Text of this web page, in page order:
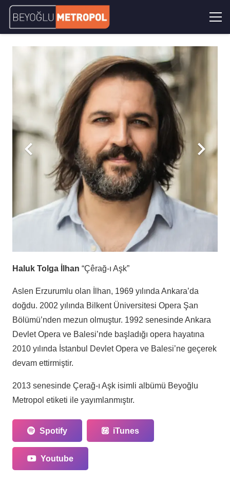
Haluk Tolga İlhan “Çêrağ-ı Aşk”
Aslen Erzurumlu olan İlhan, 1969 yılında Ankara’da
doğdu. 2002 yılında Bilkent Üniversitesi Opera Şan
Bölümü’nden mezun olmuştur. 1992 senesinde Ankara
Devlet Opera ve Balesi’nde başladığı opera hayatına
2010 yılında İstanbul Devlet Opera ve Balesi’ne geçerek
devam ettirmiştir.
2013 senesinde Çerağ-ı Aşk isimli albümü Beyoğlu
Metropol etiketi ile yayımlanmıştır.
Spotify iTunes
Youtube